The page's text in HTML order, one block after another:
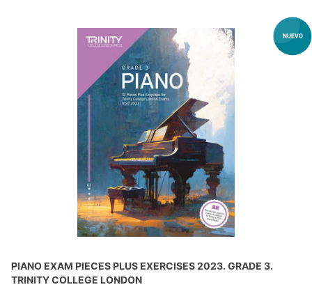
PIANO EXAM PIECES PLUS EXERCISES 2023. GRADE 3.
TRINITY COLLEGE LONDON